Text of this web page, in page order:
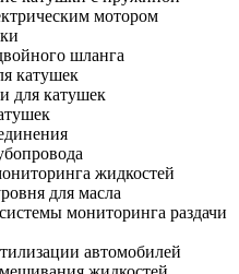
мотором
шланга
катушек
для катушек
жидкостей
для масла
мониторинга раздачи
автомобилей